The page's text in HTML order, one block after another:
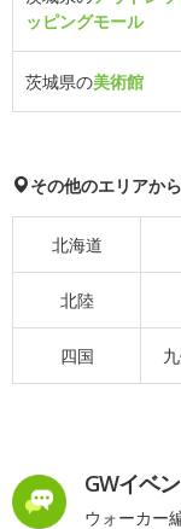
ッピングモール
茨城県の美術館
その他のエリアか
北海道
北陸
四国
GWイベ
ウォーカー